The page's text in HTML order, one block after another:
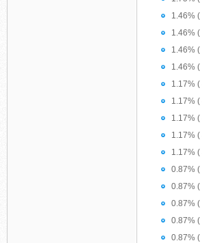
1.46% (
1.46% (
1.46% (
1.46%
1.17% (
1.17% (
1.17%
1.17% (
1.17% (
0.87% (
0.87% (
0.87% (
0.87% (
0.87% (